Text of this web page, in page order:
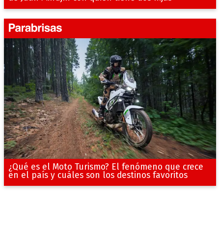
¿Qué es el Moto Turismo? El fenómeno que crece
en el país y cuáles son los destinos favoritos